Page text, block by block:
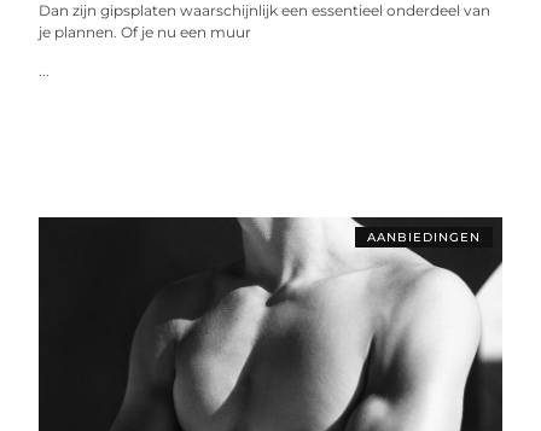
Dan zijn gipsplaten waarschijnlijk een essentieel onderdeel van
je plannen. Of je nu een muur
...
AANBIEDINGEN